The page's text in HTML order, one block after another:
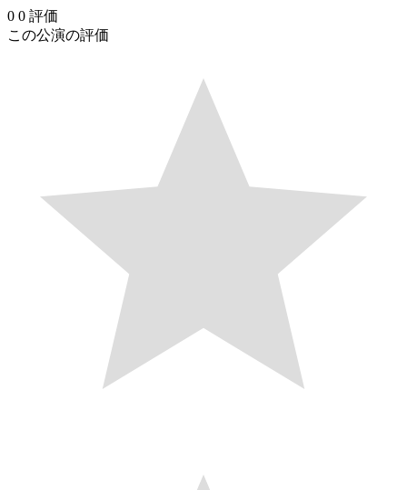
0 0 評価
この公演の評価